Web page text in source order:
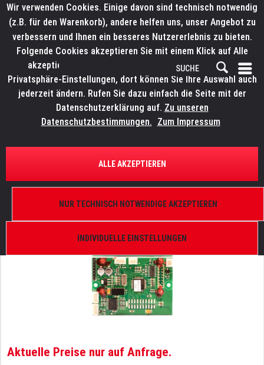
ÜBERSICHT ERSATZTEILE
ELATION 9900008551
Aktuelle Preise nur auf Anfrage.
Wir verwenden Cookies. Einige davon sind technisch notwendig
(z.B. für den Warenkorb), andere helfen uns, unser Angebot zu
verbessern und Ihnen ein besseres Nutzererlebnis zu bieten.
Folgende Cookies akzeptieren Sie mit einem Klick auf Alle
akzeptieren. Weitere Informationen finden Sie in den
Privatsphäre-Einstellungen, dort können Sie Ihre Auswahl auch
jederzeit ändern. Rufen Sie dazu einfach die Seite mit der
Datenschutzerklärung auf. Zu unseren
Datenschutzbestimmungen. Zum Impressum
INDIVIDUELLE EINSTELLUNGEN
NUR TECHNISCH NOTWENDIGE AKZEPTIEREN
ALLE AKZEPTIEREN